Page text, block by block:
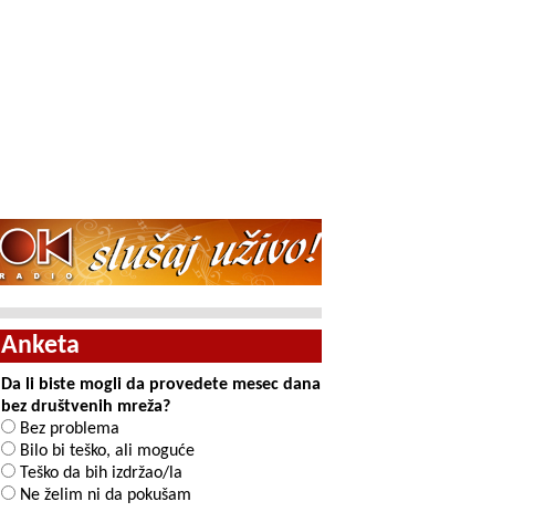
Anketa
Da li biste mogli da provedete mesec dana
bez društvenih mreža?
Bez problema
Bilo bi teško, ali moguće
Teško da bih izdržao/la
Ne želim ni da pokušam